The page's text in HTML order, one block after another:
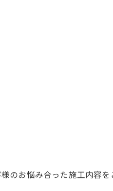
様のお悩み合った施工内容を